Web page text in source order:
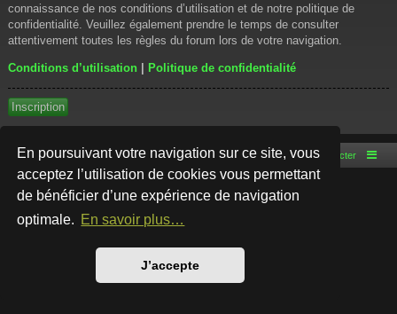
En poursuivant votre navigation sur ce site, vous
acceptez l’utilisation de cookies vous permettant
de bénéficier d’une expérience de navigation
optimale. En savoir plus…
J’accepte
connaissance de nos conditions d’utilisation et de notre politique de
confidentialité. Veuillez également prendre le temps de consulter
attentivement toutes les règles du forum lors de votre navigation.
Conditions d’utilisation | Politique de confidentialité
Inscription
Accueil du forum Nous contacter
Développé parphpBB® Forum Software © phpBB Limited
Style par
Traduction française officielle